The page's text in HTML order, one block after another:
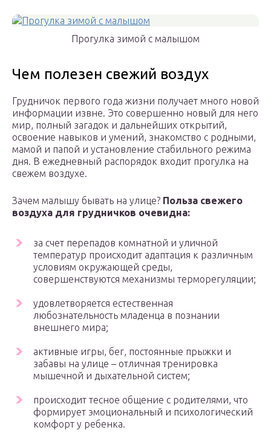
Прогулка зимой с малышом
Чем полезен свежий воздух
Грудничок первого года жизни получает много новой
информации извне. Это совершенно новый для него
мир, полный загадок и дальнейших открытий,
освоение навыков и умений, знакомство с родными,
мамой и папой и установление стабильного режима
дня. В ежедневный распорядок входит прогулка на
свежем воздухе.
Зачем малышу бывать на улице? Польза свежего
воздуха для грудничков очевидна:
за счет перепадов комнатной и уличной
температур происходит адаптация к различным
условиям окружающей среды,
совершенствуются механизмы терморегуляции;
удовлетворяется естественная
любознательность младенца в познании
внешнего мира;
активные игры, бег, постоянные прыжки и
забавы на улице – отличная тренировка
мышечной и дыхательной систем;
происходит тесное общение с родителями, что
формирует эмоциональный и психологический
комфорт у ребенка.